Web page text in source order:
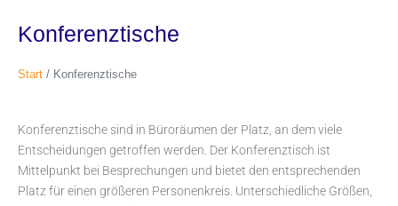
Konferenztische
Start / Konferenztische
Konferenztische sind in Büroräumen der Platz, an dem viele
Entscheidungen getroffen werden. Der Konferenztisch ist
Mittelpunkt bei Besprechungen und bietet den entsprechenden
Platz für einen größeren Personenkreis. Unterschiedliche Größen,